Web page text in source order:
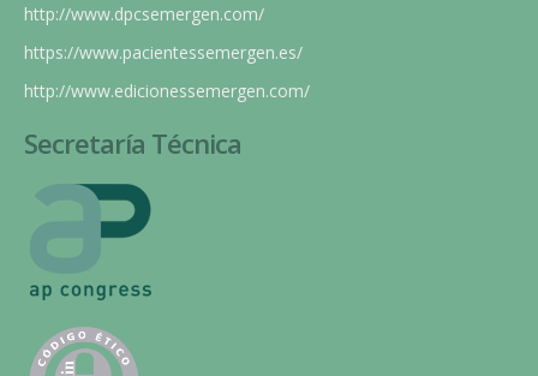
http://www.dpcsemergen.com/
https://www.pacientessemergen.es/
http://www.edicionessemergen.com/
Secretaría Técnica